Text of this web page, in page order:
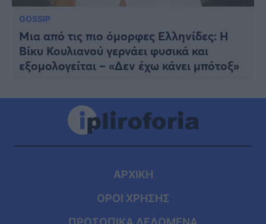
GOSSIP
Μια από τις πιο όμορφες Ελληνίδες: Η
Βίκυ Κουλιανού γερνάει φυσικά και
εξομολογείται – «Δεν έχω κάνει μπότοξ»
ΑΡΧΙΚΗ
ΟΡΟΙ ΧΡΗΣΗΣ